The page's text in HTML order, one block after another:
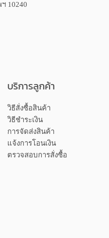
10240
บริการลูกค้า
วิธีสั่งซื้อสินค้า
วิธีชำระเงิน
การจัดส่งสินค้า
แจ้งการโอนเงิน
ตรวจสอบการสั่งซื้อ